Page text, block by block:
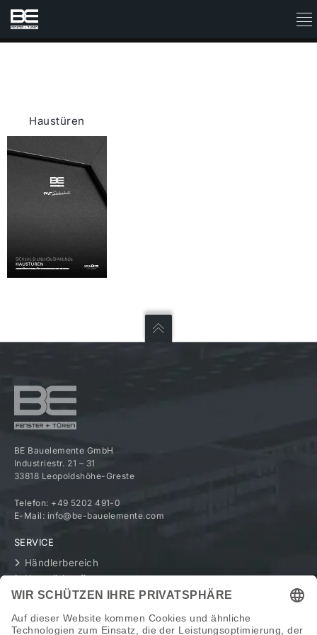
Haustüren
BE Bauelemente GmbH
Industriestr. 21 – 31
33818 Leopoldshöhe-Greste
Telefon: +49 5202 491-0
E-Mail: info@be-bauelemente.com
SERVICE
Händlerbereich
Haustürkonfigurator
Geschichte